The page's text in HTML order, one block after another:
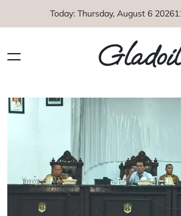
Today: Thursday, August 6 2026
Gladoil